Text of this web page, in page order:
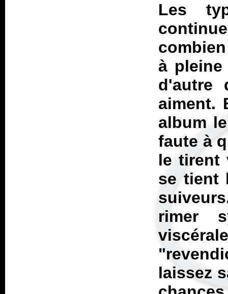
Les
à
d'autre
aiment.
album
faute à
le tirent
se tient
rimer
laissez